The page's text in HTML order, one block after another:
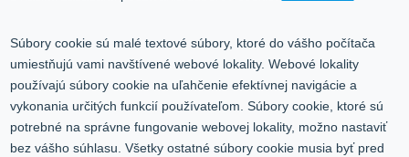
Kontakt
Volgogradská 9, 08001 Prešov
0917 353 303
predajna@inco-ag.sk
Súbory cookie sú malé textové súbory, ktoré do vášho počítača
umiestňujú vami navštívené webové lokality. Webové lokality
používajú súbory cookie na uľahčenie efektívnej navigácie a
vykonania určitých funkcií používateľom. Súbory cookie, ktoré sú
potrebné na správne fungovanie webovej lokality, možno nastaviť
bez vášho súhlasu. Všetky ostatné súbory cookie musia byť pred